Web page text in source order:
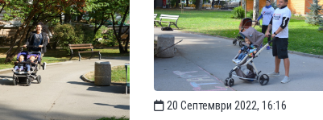
20 Септември 2022, 16:16